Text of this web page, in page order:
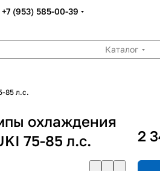
+7 (953) 585-00-39
Каталог
85 л.с.
охлаждения
75-85 л.с.
2